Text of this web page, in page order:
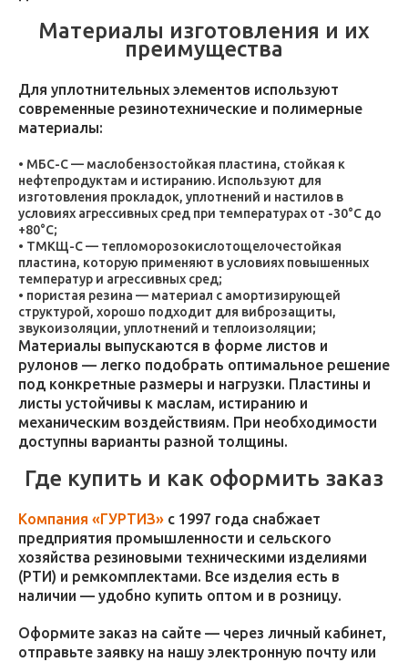
Материалы изготовления и их
преимущества
Для уплотнительных элементов используют
современные резинотехнические и полимерные
материалы:
МБС-С — маслобензостойкая пластина, стойкая к
нефтепродуктам и истиранию. Используют для
изготовления прокладок, уплотнений и настилов в
условиях агрессивных сред при температурах от -30°C до
+80°C;
ТМКЩ-С — тепломорозокислотощелочестойкая
пластина, которую применяют в условиях повышенных
температур и агрессивных сред;
пористая резина — материал с амортизирующей
структурой, хорошо подходит для виброзащиты,
звукоизоляции, уплотнений и теплоизоляции;
Материалы выпускаются в форме листов и
рулонов — легко подобрать оптимальное решение
под конкретные размеры и нагрузки. Пластины и
листы устойчивы к маслам, истиранию и
механическим воздействиям. При необходимости
доступны варианты разной толщины.
Где купить и как оформить заказ
Компания «ГУРТИЗ» с 1997 года снабжает
предприятия промышленности и сельского
хозяйства резиновыми техническими изделиями
(РТИ) и ремкомплектами. Все изделия есть в
наличии — удобно купить оптом и в розницу.
Оформите заказ на сайте — через личный кабинет,
отправьте заявку на нашу электронную почту или